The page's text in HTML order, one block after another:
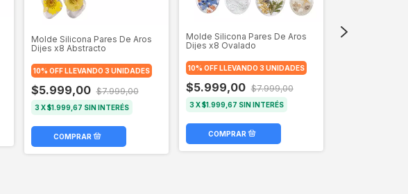
Molde Silicona Pares De Aros
Dijes x8 Abstracto
10% OFF LLEVANDO 3 UNIDADES
$5.999,00 $7.999,00
3 X$1.999,67 SIN INTERÉS
Molde Silicona Pares De Aros
Dijes x8 Ovalado
10% OFF LLEVANDO 3 UNIDADES
$5.999,00 $7.999,00
3X$1.999,67 SIN INTERÉS